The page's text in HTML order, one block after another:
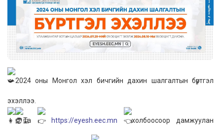
2024 оны Монгол хэл бичгийн дахин шалгалтын бүртгэл
эхэллээ.
Та https://eyesh.eec.mn холбоосоор дамжуулан